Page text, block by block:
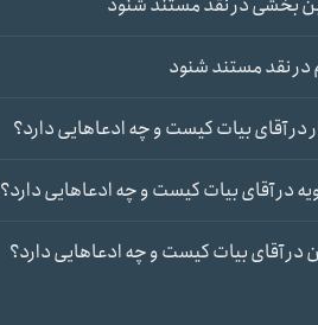
درنقد مستند شنود
درآقای بیات کیست و چه ادعاهایی دارد؟
درآقای بیات کیست و چه ادعاهایی دارد؟
درآقای بیات کیست و چه ادعاهایی دارد؟